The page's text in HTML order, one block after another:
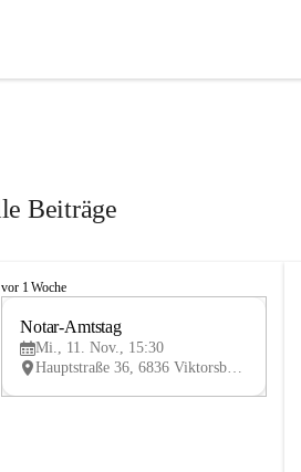
Beiträge
V
vor 1 Woche
V
Notar-Amtstag
Mi., 11. Nov., 15:30
Hauptstraße 36, 6836 Viktorsberg, AUT